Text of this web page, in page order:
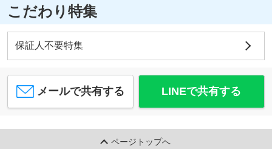
こだわり特集
保証人不要特集
メールで共有する LINEで共有する
ページトップへ